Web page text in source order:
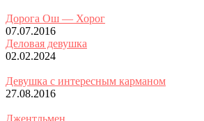
Дорога Ош — Хорог
07.07.2016
Деловая девушка
02.02.2024
Девушка с интересным карманом
27.08.2016
Джентльмен